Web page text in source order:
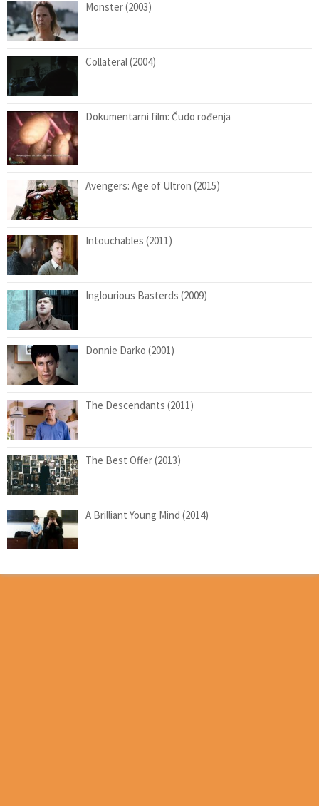
Monster (2003)
Collateral (2004)
Dokumentarni film: Čudo rođenja
Avengers: Age of Ultron (2015)
Intouchables (2011)
Inglourious Basterds (2009)
Donnie Darko (2001)
The Descendants (2011)
The Best Offer (2013)
A Brilliant Young Mind (2014)